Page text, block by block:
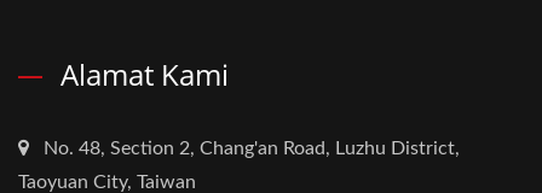
Alamat Kami
No. 48, Section 2, Chang'an Road, Luzhu District,
Taoyuan City, Taiwan